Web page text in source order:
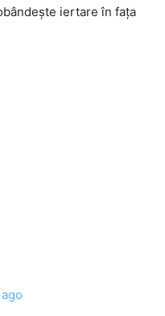
iertare în faţa